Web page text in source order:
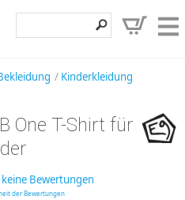
Klettershop
Entdecken
Kinderkleidung
One T-Shirt für
Bewertungen
der Bewertungen